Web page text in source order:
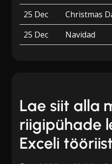
25 Dec
Christmas
25 Dec
Navidad
Lae siit alla
riigipühade
Exceli